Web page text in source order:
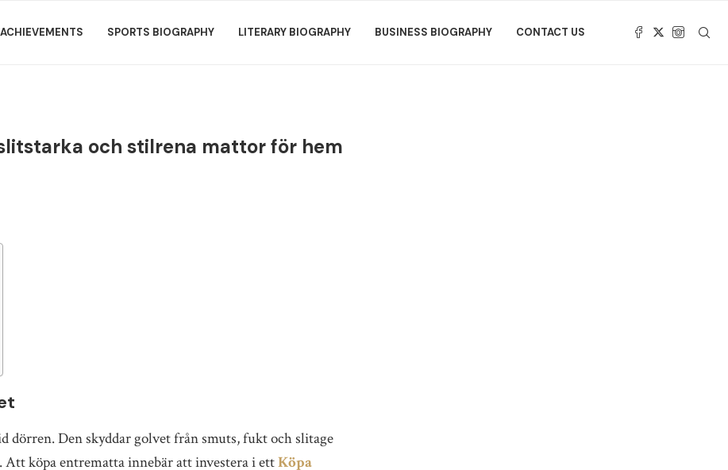
ACHIEVEMENTS SPORTS BIOGRAPHY LITERARY BIOGRAPHY BUSINESS BIOGRAPHY CONTACT US
och stilrena mattor för hem
dörren. Den skyddar golvet från smuts, fukt och slitage
köpa entrematta innebär att investera i ettKöpa